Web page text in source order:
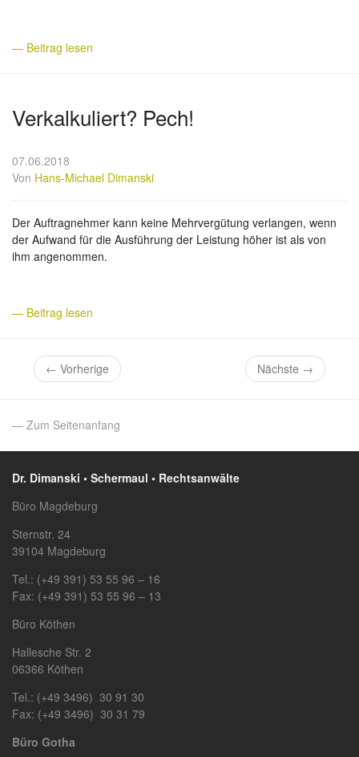
— Beitrag lesen
Verkalkuliert? Pech!
07.06.2018
Von Hans-Michael Dimanski
Der Auftragnehmer kann keine Mehrvergütung verlangen, wenn
der Aufwand für die Ausführung der Leistung höher ist als von
ihm angenommen.
— Beitrag lesen
← Vorherige Nächste →
— Zum Seitenanfang
Dr. Dimanski • Schermaul • Rechtsanwälte
Büro Magdeburg
Sternstr. 24
39104 Magdeburg
Tel.: (+49 391) 53 55 96 – 16
Fax: (+49 391) 53 55 96 – 13
Büro Köthen
Hallesche Str. 2
06366 Köthen
Tel.: (+49 3496) 30 91 30
Fax: (+49 3496) 30 31 79
Büro Gotha